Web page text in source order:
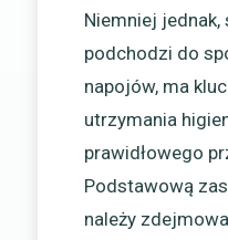
Niemniej
podchodzi do
napojów, ma
utrzymania
prawidłowego
Podstawową
należy